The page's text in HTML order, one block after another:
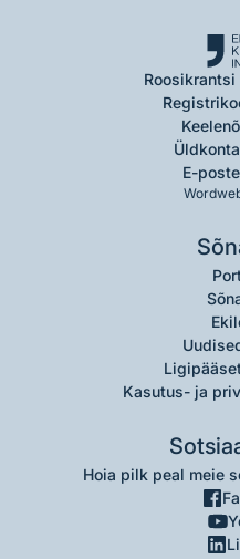
Roosikrantsi
E-post
Kasutus- ja
Hoia pilk peal meie